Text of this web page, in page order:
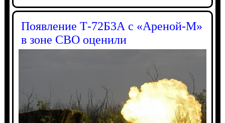
Появление Т-72Б3А с «Ареной-М»
в зоне СВО оценили